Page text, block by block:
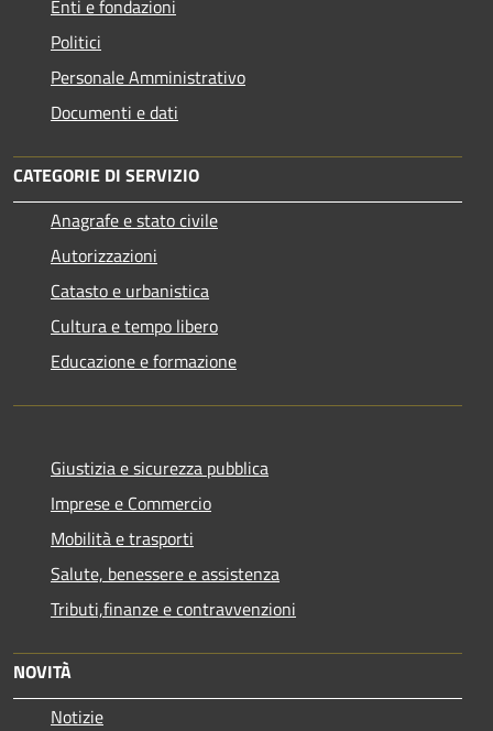
Enti e fondazioni
Politici
Personale Amministrativo
Documenti e dati
CATEGORIE DI SERVIZIO
Anagrafe e stato civile
Autorizzazioni
Catasto e urbanistica
Cultura e tempo libero
Educazione e formazione
Giustizia e sicurezza pubblica
Imprese e Commercio
Mobilità e trasporti
Salute, benessere e assistenza
Tributi,finanze e contravvenzioni
NOVITÀ
Notizie